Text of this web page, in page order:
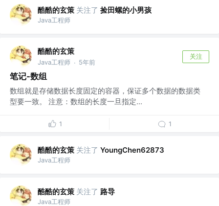
酷酷的玄策 关注了 捡田螺的小男孩
Java工程师
酷酷的玄策
Java工程师 · 5年前
关注
笔记-数组
数组就是存储数据长度固定的容器，保证多个数据的数据类
型要一致。 注意：数组的长度一旦指定...
1 1
酷酷的玄策 关注了 YoungChen62873
Java工程师
酷酷的玄策 关注了 路导
Java工程师